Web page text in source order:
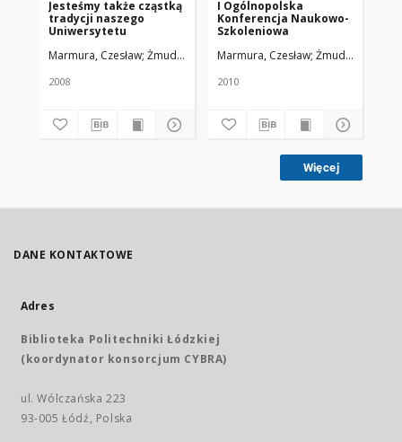
Jesteśmy także cząstką
tradycji naszego
Uniwersytetu
Marmura, Czesław Żmuda, Ryszard. Red. nacz.
2008
I Ogólnopolska
Konferencja Naukowo-
Szkoleniowa
Marmura, Czesław Żmuda,
2010
Więcej
DANE KONTAKTOWE
Adres
Biblioteka Politechniki Łódzkiej
(koordynator konsorcjum CYBRA)
ul. Wólczańska 223
93-005 Łódź, Polska